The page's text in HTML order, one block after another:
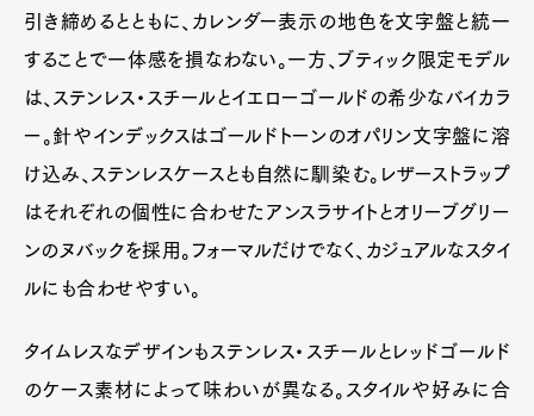
引き締めるとともに、カレンダー表示の地色を文字盤と統一
することで一体感を損なわない。一方、ブティック限定モデル
は、ステンレス・スチールとイエローゴールドの希少なバイカラ
ー。針やインデックスはゴールドトーンのオパリン文字盤に溶
け込み、ステンレスケースとも自然に馴染む。レザーストラップ
はそれぞれの個性に合わせたアンスラサイトとオリーブグリー
ンのヌバックを採用。フォーマルだけでなく、カジュアルなスタイ
ルにも合わせやすい。
タイムレスなデザインもステンレス・スチールとレッドゴールド
のケース素材によって味わいが異なる。スタイルや好みに合